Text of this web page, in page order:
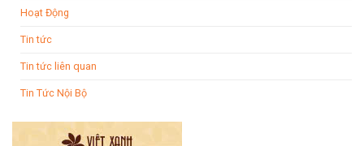
Hoạt Động
Tin tức
Tin tức liên quan
Tin Tức Nội Bộ